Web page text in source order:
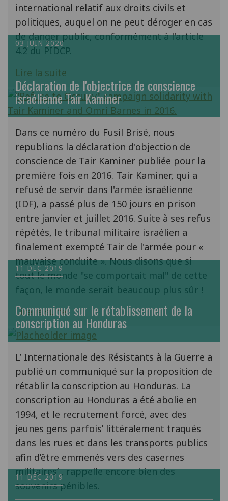
international relatif aux droits civils et
politiques, auquel on ne peut déroger en cas
de danger public, conformément à l'article
4.2 du PIDCP.
Lire la suite
03 JUIN 2020
Déclaration de l'objectrice de conscience
israélienne Tair Kaminer
Dans ce numéro du Fusil Brisé, nous
republions la déclaration d'objection de
conscience de Tair Kaminer publiée pour la
première fois en 2016. Tair Kaminer, qui a
refusé de servir dans l'armée israélienne
(IDF), a passé plus de 150 jours en prison
entre janvier et juillet 2016. Suite à ses refus
répétés, le tribunal militaire israélien a
finalement exempté Tair de l'armée pour «
mauvaise conduite ». Nous disons que si
tout le monde "se comportait mal" de cette
façon, le monde serait beaucoup plus sûr !
Lire la suite
11 DÉC 2019
Communiqué sur le rétablissement de la
conscription au Honduras
L’ Internationale des Résistants à la Guerre a
publié un communiqué sur la proposition de
rétablir la conscription au Honduras. La
conscription au Honduras a été abolie en
1994, et le recrutement forcé, avec des
jeunes gens parfois’ littéralement traqués
dans les rues et dans les transports publics
afin d’être emmenés vers des casernes
militaires’ , rappelle encore bien des
souvenirs pénibles.
11 DÉC 2019